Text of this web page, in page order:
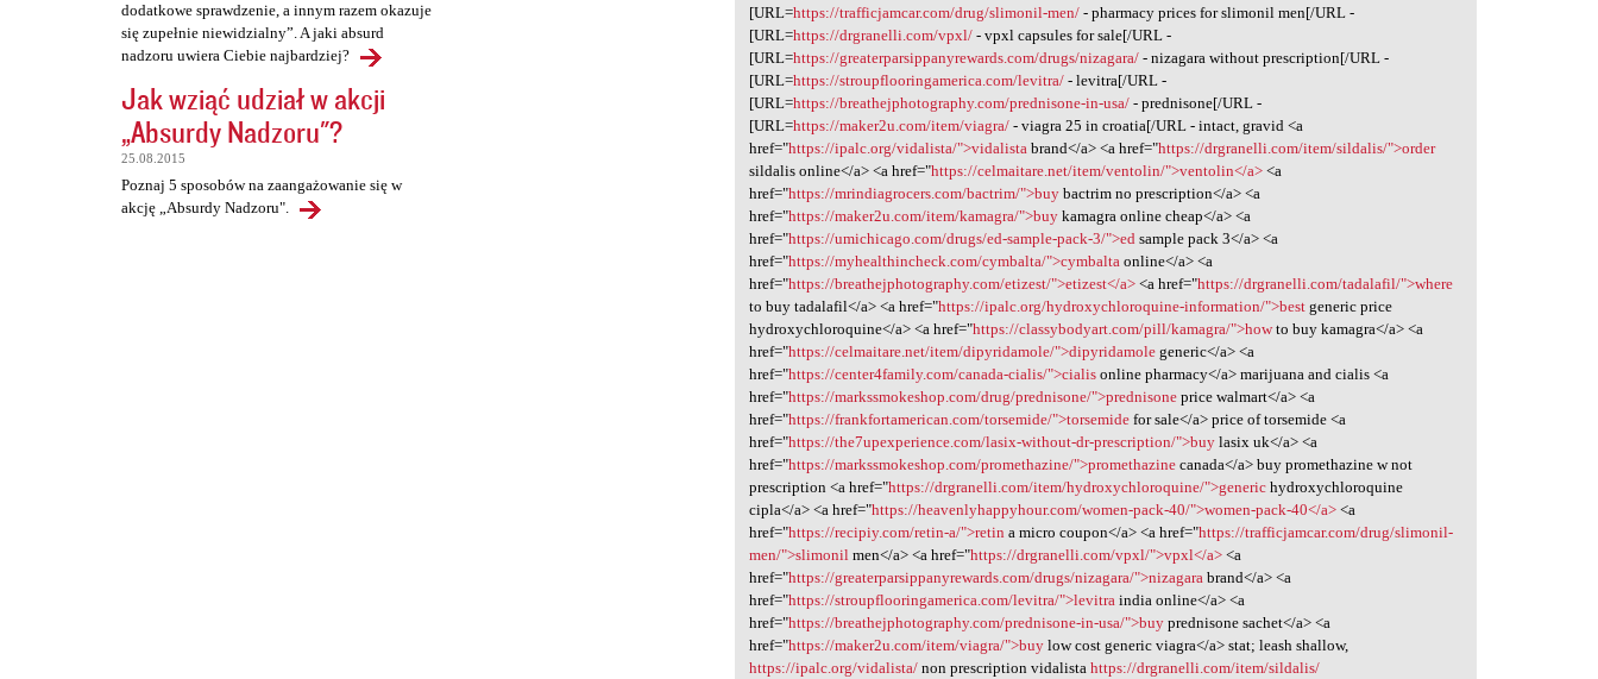
dodatkowe sprawdzenie, a innym razem okazuje
się zupełnie niewidzialny”. A jaki absurd
nadzoru uwiera Ciebie najbardziej?
Jak wziąć udział w akcji
„Absurdy Nadzoru"?
25.08.2015
Poznaj 5 sposobów na zaangażowanie się w
akcję „Absurdy Nadzoru".
[URL=https://trafficjamcar.com/drug/slimonil-men/ - pharmacy prices for slimonil men[/URL -
[URL=https://drgranelli.com/vpxl/ - vpxl capsules for sale[/URL -
[URL=https://greaterparsippanyrewards.com/drugs/nizagara/ - nizagara without prescription[/URL -
[URL=https://stroupflooringamerica.com/levitra/ - levitra[/URL -
[URL=https://breathejphotography.com/prednisone-in-usa/ - prednisone[/URL -
[URL=https://maker2u.com/item/viagra/ - viagra 25 in croatia[/URL - intact, gravid <a
href="https://ipalc.org/vidalista/">vidalista brand</a> <a href="https://drgranelli.com/item/sildalis/">order
sildalis online</a> <a href="https://celmaitare.net/item/ventolin/">ventolin</a> <a
href="https://mrindiagrocers.com/bactrim/">buy bactrim no prescription</a> <a
href="https://maker2u.com/item/kamagra/">buy kamagra online cheap</a> <a
href="https://umichicago.com/drugs/ed-sample-pack-3/">ed sample pack 3</a> <a
href="https://myhealthincheck.com/cymbalta/">cymbalta online</a> <a
href="https://breathejphotography.com/etizest/">etizest</a> <a href="https://drgranelli.com/tadalafil/">where
to buy tadalafil</a> <a href="https://ipalc.org/hydroxychloroquine-information/">best generic price
hydroxychloroquine</a> <a href="https://classybodyart.com/pill/kamagra/">howto buy kamagra</a> <a
href="https://celmaitare.net/item/dipyridamole/">dipyridamole generic</a> <a
href="https://center4family.com/canada-cialis/">cialis online pharmacy</a> marijuana and cialis <a
href="https://markssmokeshop.com/drug/prednisone/">prednisone price walmart</a> <a
href="https://frankfortamerican.com/torsemide/">torsemide for sale</a> price of torsemide <a
href="https://the7upexperience.com/lasix-without-dr-prescription/">buy lasix uk</a> <a
href="https://markssmokeshop.com/promethazine/">promethazine canada</a> buy promethazine w not
prescription <a href="https://drgranelli.com/item/hydroxychloroquine/">generic hydroxychloroquine
cipla</a> <a href="https://heavenlyhappyhour.com/women-pack-40/">women-pack-40</a> <a
href="https://recipiy.com/retin-a/">retin a micro coupon</a> <a href="https://trafficjamcar.com/drug/slimonil-
men/">slimonil men</a> <a href="https://drgranelli.com/vpxl/">vpxl</a> <a
href="https://greaterparsippanyrewards.com/drugs/nizagara/">nizagara brand</a> <a
href="https://stroupflooringamerica.com/levitra/">levitra india online</a> <a
href="https://breathejphotography.com/prednisone-in-usa/">buy prednisone sachet</a> <a
href="https://maker2u.com/item/viagra/">buy low cost generic viagra</a> stat; leash shallow,
https://ipalc.org/vidalista/ non prescription vidalistahttps://drgranelli.com/item/sildalis/